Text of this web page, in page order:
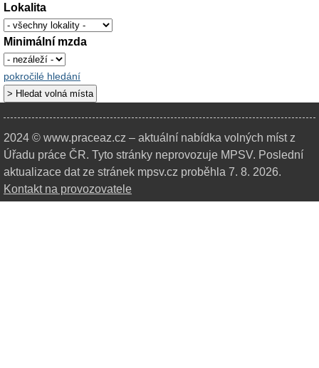
Lokalita
Minimální mzda
pokročilé hledání
2024 © www.praceaz.cz – aktuální nabídka volných míst z
Úřadu práce ČR. Tyto stránky neprovozuje MPSV. Poslední
aktualizace dat ze stránek mpsv.cz proběhla 7. 8. 2026.
Kontakt na provozovatele